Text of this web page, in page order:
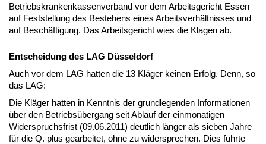
Betriebskrankenkassenverband vor dem Arbeitsgericht Essen
auf Feststellung des Bestehens eines Arbeitsverhältnisses und
auf Beschäftigung. Das Arbeitsgericht wies die Klagen ab.
Entscheidung des LAG Düsseldorf
Auch vor dem LAG hatten die 13 Kläger keinen Erfolg. Denn, so
das LAG:
Die Kläger hatten in Kenntnis der grundlegenden Informationen
über den Betriebsübergang seit Ablauf der einmonatigen
Widerspruchsfrist (09.06.2011) deutlich länger als sieben Jahre
für die Q. plus gearbeitet, ohne zu widersprechen. Dies führte